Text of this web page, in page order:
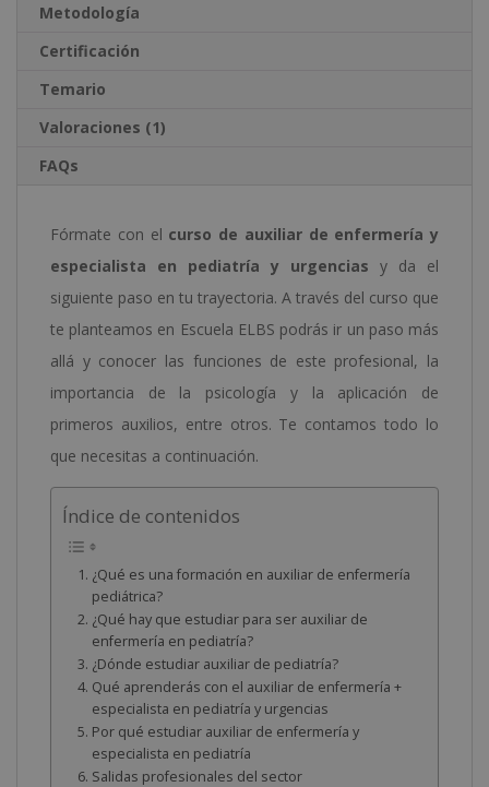
Metodología
Certificación
Temario
Valoraciones (1)
FAQs
Fórmate con el curso de auxiliar de enfermería y
especialista en pediatría y urgencias y da el
siguiente paso en tu trayectoria. A través del curso que
te planteamos en Escuela ELBS podrás ir un paso más
allá y conocer las funciones de este profesional, la
importancia de la psicología y la aplicación de
primeros auxilios, entre otros. Te contamos todo lo
que necesitas a continuación.
Índice de contenidos
¿Qué es una formación en auxiliar de enfermería
pediátrica?
¿Qué hay que estudiar para ser auxiliar de
enfermería en pediatría?
¿Dónde estudiar auxiliar de pediatría?
Qué aprenderás con el auxiliar de enfermería +
especialista en pediatría y urgencias
Por qué estudiar auxiliar de enfermería y
especialista en pediatría
Salidas profesionales del sector